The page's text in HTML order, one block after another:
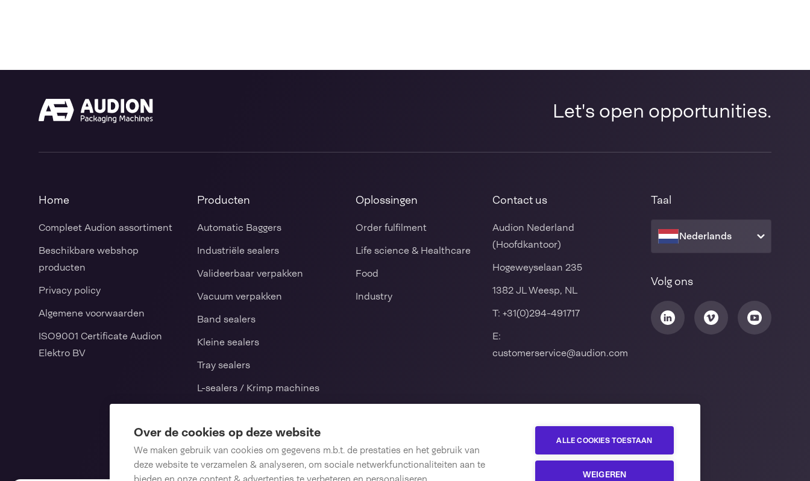
Over de cookies op deze website
We maken gebruik van cookies om gegevens m.b.t. de prestaties en het gebruik van
deze website te verzamelen & analyseren, om sociale netwerkfunctionaliteiten aan te
ALLE COOKIES TOESTAAN
WEIGEREN
Let's open opportunities.
Home
Compleet Audion assortiment
Beschikbare webshop
producten
Privacy policy
Algemene voorwaarden
ISO9001 Certificate Audion
Elektro BV
Producten
Automatic Baggers
Industriële sealers
Valideerbaar verpakken
Vacuum verpakken
Band sealers
Kleine sealers
Tray sealers
L-sealers / Krimp machines
sluitmachines
Consumables
Reserveonderdelen
Oplossingen
Order fulfilment
Life science & Healthcare
Food
Industry
Contact us
Audion Nederland
(Hoofdkantoor)
Hogeweyselaan 235
1382 JL Weesp, NL
T: +31(0)294-491717
E:
customerservice@audion.com
Taal
Nederlands
Volg ons